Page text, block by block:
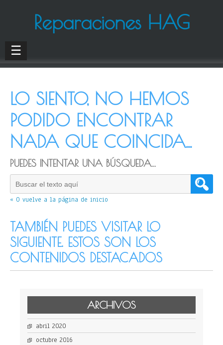
Reparaciones HAG
☰
LO SIENTO, NO HEMOS
PODIDO ENCONTRAR
NADA QUE COINCIDA...
PUEDES INTENTAR UNA BÚSQUEDA...
« O vuelve a la página de inicio
TAMBIÉN PUEDES VISITAR LO
SIGUIENTE. ESTOS SON LOS
CONTENIDOS DESTACADOS
ARCHIVOS
abril 2020
octubre 2016